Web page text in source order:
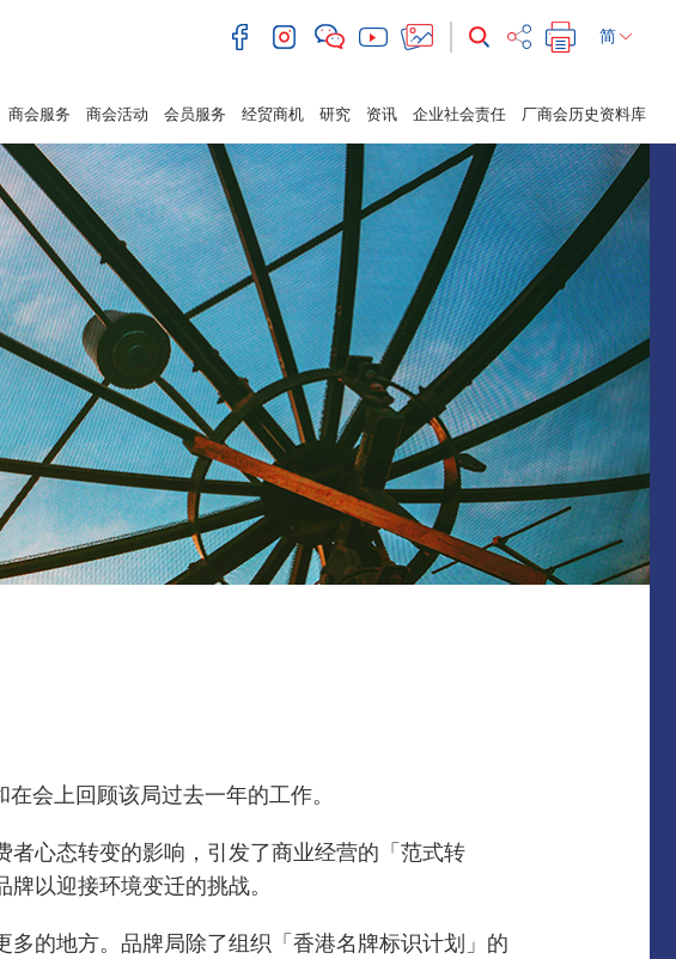
简
商会服务 商会活动 会员服务 经贸商机 研究 资讯 企业社会责任 厂商会历史资料库
会上回顾该局过去一年的工作。
心态转变的影响，引发了商业经营的「范式转
以迎接环境变迁的挑战。
的地方。 品牌局除了组织「香港名牌标识计划」的